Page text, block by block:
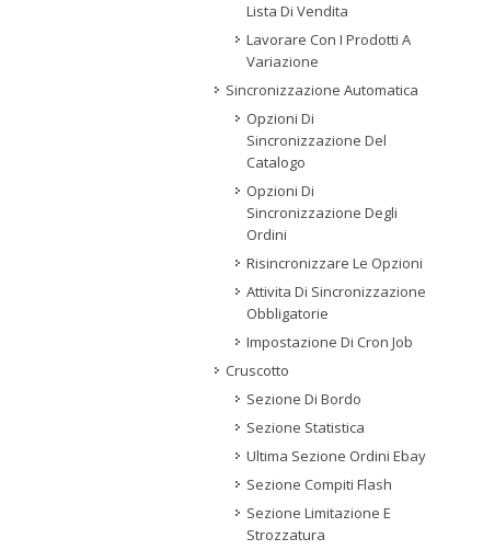
Lista Di Vendita
Lavorare Con I Prodotti A
Variazione
Sincronizzazione Automatica
Opzioni Di
Sincronizzazione Del
Catalogo
Opzioni Di
Sincronizzazione Degli
Ordini
Risincronizzare Le Opzioni
Attivita Di Sincronizzazione
Obbligatorie
Impostazione Di Cron Job
Cruscotto
Sezione Di Bordo
Sezione Statistica
Ultima Sezione Ordini Ebay
Sezione Compiti Flash
Sezione Limitazione E
Strozzatura